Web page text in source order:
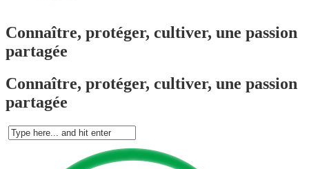
Connaître, protéger, cultiver, une passion
partagée
Connaître, protéger, cultiver, une passion
partagée